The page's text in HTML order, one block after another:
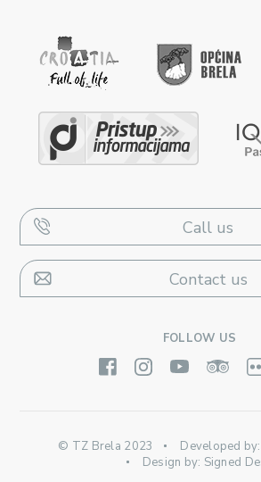
Call us
Contact us
FOLLOW US
© TZ Brela 2023 Developed by:
Design by: Signed